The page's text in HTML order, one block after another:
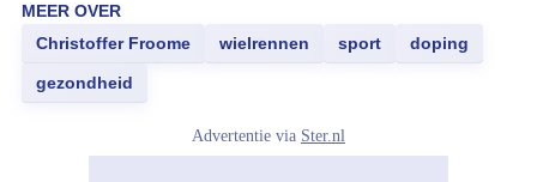
MEER OVER
Christoffer Froome
wielrennen sport doping
gezondheid
Advertentie via Ster.nl